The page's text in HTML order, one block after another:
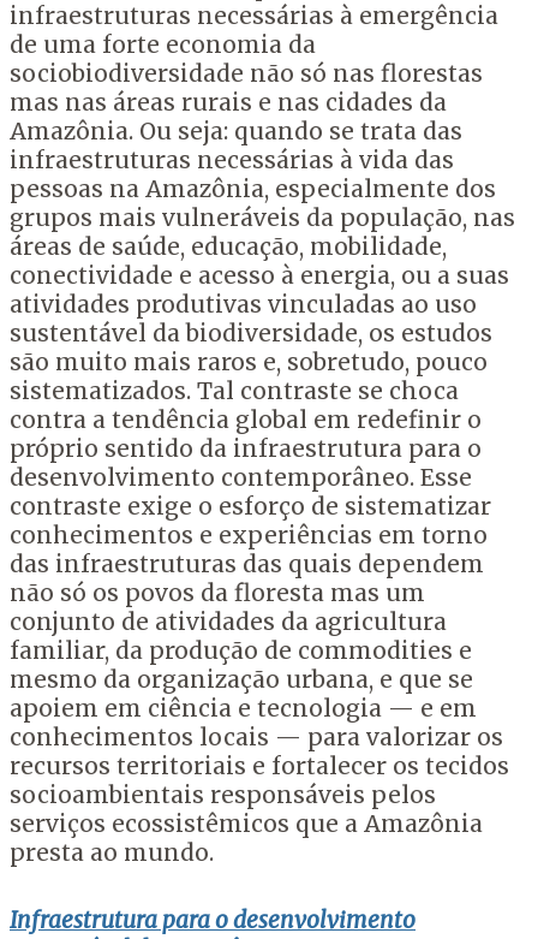
infraestruturas necessárias à emergência
de uma forte economia da
sociobiodiversidade não só nas florestas
mas nas áreas rurais e nas cidades da
Amazônia. Ou seja: quando se trata das
infraestruturas necessárias à vida das
pessoas na Amazônia, especialmente dos
grupos mais vulneráveis da população, nas
áreas de saúde, educação, mobilidade,
conectividade e acesso à energia, ou a suas
atividades produtivas vinculadas ao uso
sustentável da biodiversidade, os estudos
são muito mais raros e, sobretudo, pouco
sistematizados. Tal contraste se choca
contra a tendência global em redefinir o
próprio sentido da infraestrutura para o
desenvolvimento contemporâneo. Esse
contraste exige o esforço de sistematizar
conhecimentos e experiências em torno
das infraestruturas das quais dependem
não só os povos da floresta mas um
conjunto de atividades da agricultura
familiar, da produção de commodities e
mesmo da organização urbana, e que se
apoiem em ciência e tecnologia — e em
conhecimentos locais — para valorizar os
recursos territoriais e fortalecer os tecidos
socioambientais responsáveis pelos
serviços ecossistêmicos que a Amazônia
presta ao mundo.
Infraestrutura para o desenvolvimento